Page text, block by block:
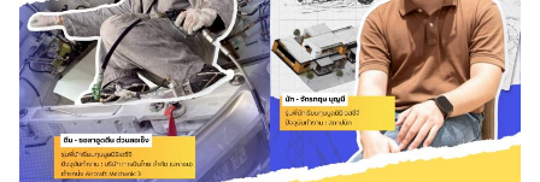
คอนเทนต์สำหรับแพลตฟอร์มออนไลน์ เทคนิคการสร้างยอด
ขายผ่าน TikTok รวมถึงการบริหารจัดการร้านค้าออนไลน์ และ
ทดลองไลฟ์สด ผ่านการถ่ายทอดองค์ความรู้จากทีมผู้เชี่ยวชาญ
ของโกลบอลเฮ้าส์ เพื่อเสริมสร้างทักษะที่ตอบโจทย์ความต้องการ
ของโลกการทำงานในยุคดิจิทัล ซึ่งน้องๆ สามารถนำทักษะไปใช้